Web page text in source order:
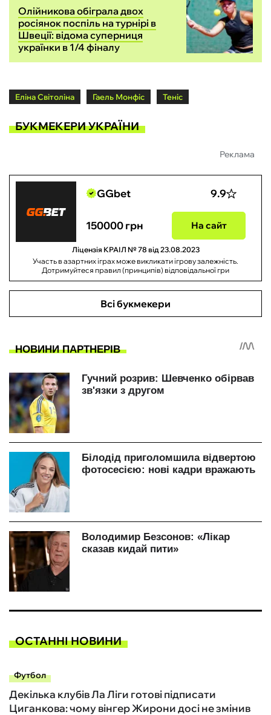
Олійникова обіграла двох
росіянок поспіль на турнірі в
Швеції: відома суперниця
українки в 1/4 фіналу
Еліна Світоліна Гаель Монфіс Теніс
БУКМЕКЕРИ УКРАЇНИ
Реклама
GGbet 9.9
150000 грн На сайт
Ліцензія КРАІЛ № 78 від 23.08.2023
Участь в азартних іграх може викликати ігрову залежність.
Дотримуйтеся правил (принципів) відповідальної гри
Всі букмекери
ОСТАННІ НОВИНИ
Футбол
Декілька клубів Ла Ліги готові підписати
Циганкова: чому вінгер Жирони досі не змінив